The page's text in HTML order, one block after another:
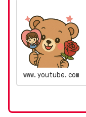
www.youtube.com